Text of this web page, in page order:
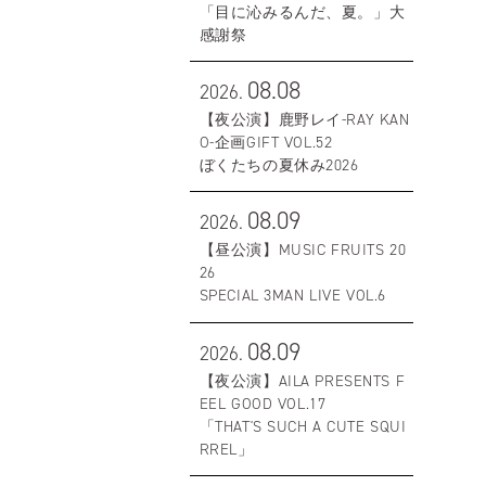
「目に沁みるんだ、夏。」大
感謝祭
2026. 08.08
【夜公演】鹿野レイ-RAY KAN
O-企画GIFT VOL.52
ぼくたちの夏休み2026
2026. 08.09
【昼公演】MUSIC FRUITS 20
26
SPECIAL 3MAN LIVE VOL.6
2026. 08.09
【夜公演】AILA PRESENTS F
EEL GOOD VOL.17
「THAT'S SUCH A CUTE SQUI
RREL」